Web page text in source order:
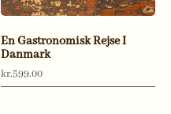
En Gastronomisk Rejse I
Danmark
kr.599.00